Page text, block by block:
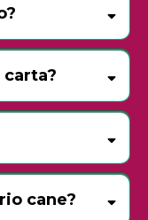
dell’anno
25 e 26
cane?